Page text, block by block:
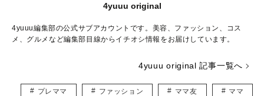
4yuuu original
4yuuu編集部の公式サブアカウントです。美容、ファッション、コス
メ、グルメなど編集部目線からイチオシ情報をお届けしています。
4yuuu original 記事一覧へ
プレママ ファッション ママ友 ママ